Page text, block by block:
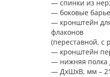
— спинки из
— боковые
— кронштейн
флаконов
(переставной, с
— кронштейн
— нижняя полка
— ДхШхВ, мм –